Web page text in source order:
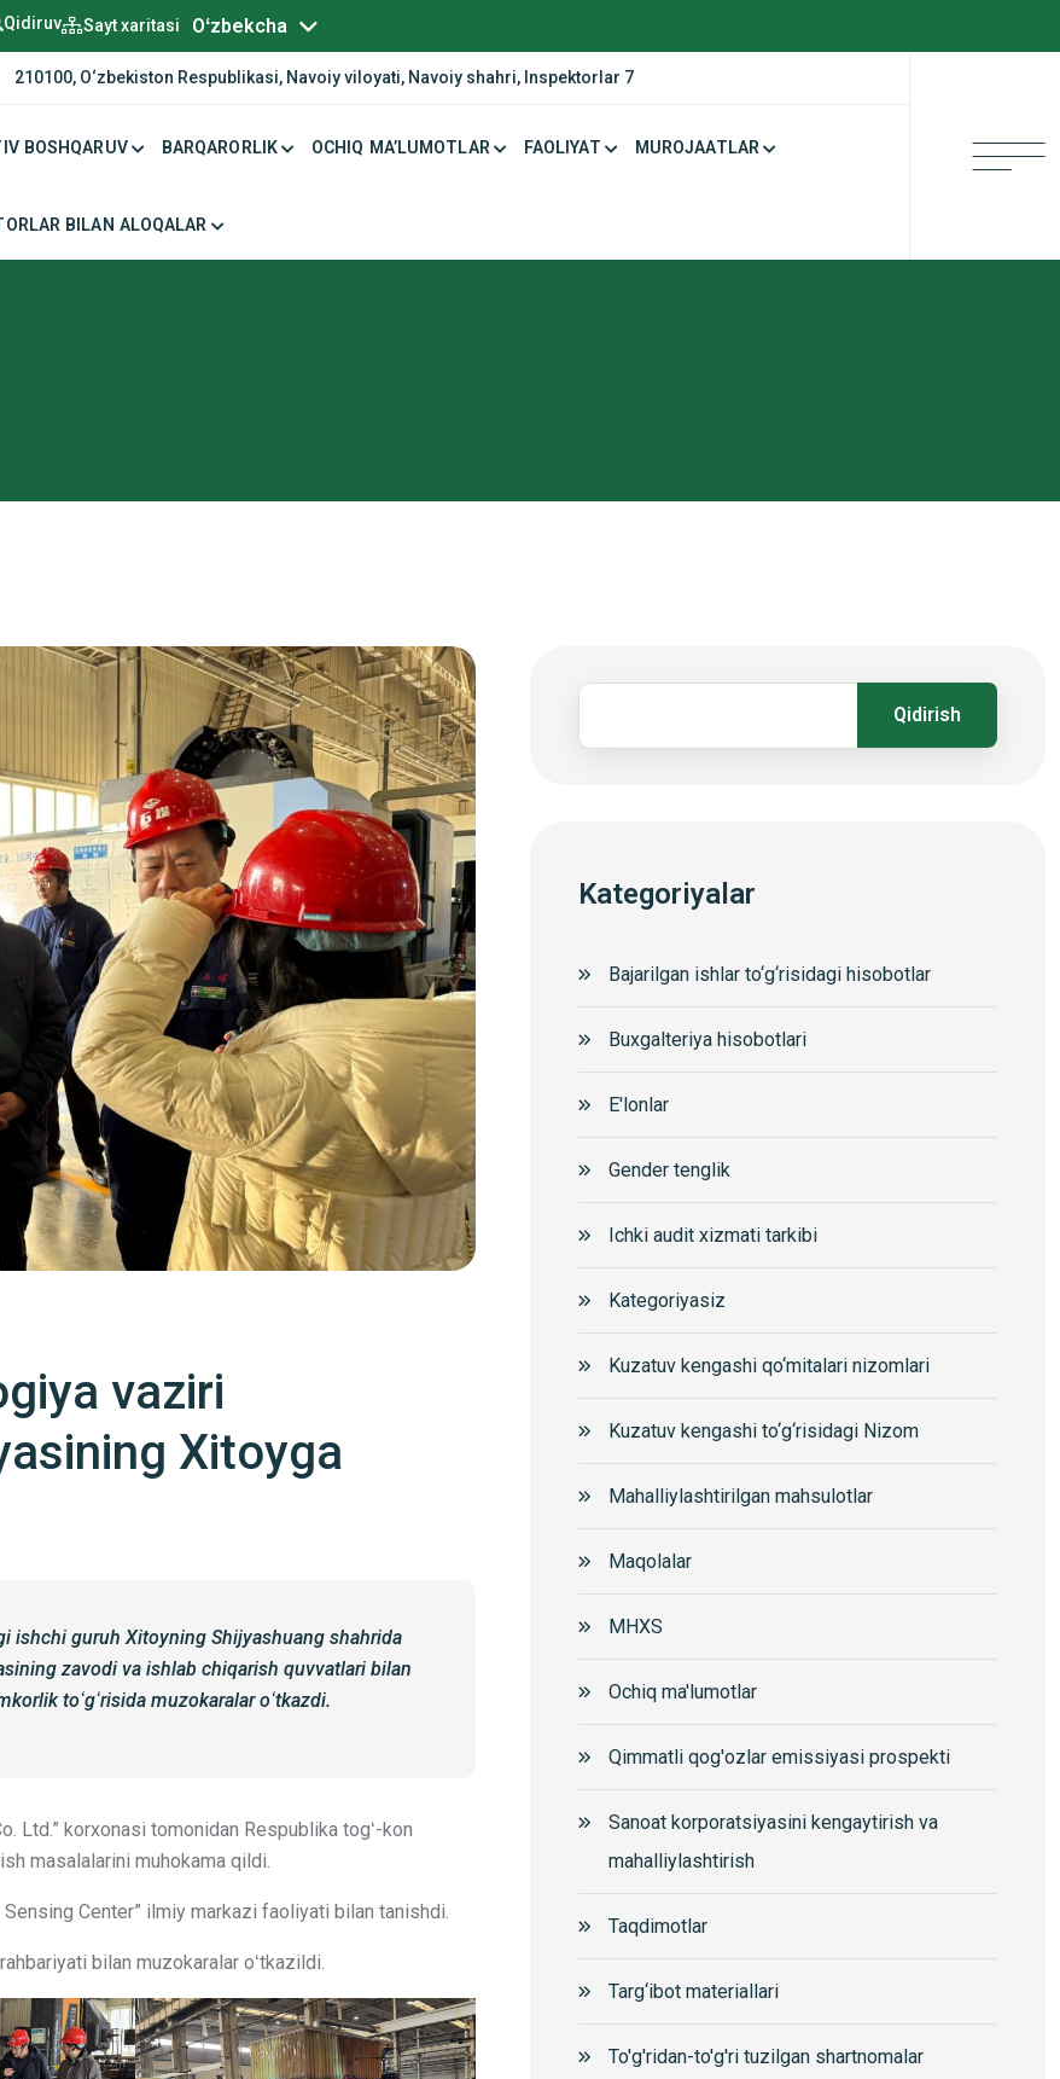
Qidiruv Sayt xaritasi Oʻzbekcha
Русский
210100, O‘zbekiston Respublikasi, Navoiy viloyati, Navoiy shahri, Inspektorlar 7
BOSHQARUV BARQARORLIK OCHIQ MA’LUMOTLAR FAOLIYAT MUROJAATLAR
BILAN ALOQALAR
vaziri
Xitoyga
ishchi guruh Xitoyning Shijyashuang shahrida
zavodi va ishlab chiqarish quvvatlari bilan
toʻgʻrisida muzokaralar oʻtkazdi.
Ltd.” korxonasi tomonidan Respublika togʻ-kon
masalalarini muhokama qildi.
Center” ilmiy markazi faoliyati bilan tanishdi.
bilan muzokaralar oʻtkazildi.
Qidirish
Kategoriyalar
Bajarilgan ishlar to‘g‘risidagi hisobotlar
Buxgalteriya hisobotlari
E'lonlar
Gender tenglik
Ichki audit xizmati tarkibi
Kategoriyasiz
Kuzatuv kengashi qo‘mitalari nizomlari
Kuzatuv kengashi to‘g‘risidagi Nizom
Mahalliylashtirilgan mahsulotlar
Maqolalar
MHXS
Ochiq ma'lumotlar
Qimmatli qog'ozlar emissiyasi prospekti
Sanoat korporatsiyasini kengaytirish va
mahalliylashtirish
Taqdimotlar
Targ‘ibot materiallari
To'g'ridan-to'g'ri tuzilgan shartnomalar